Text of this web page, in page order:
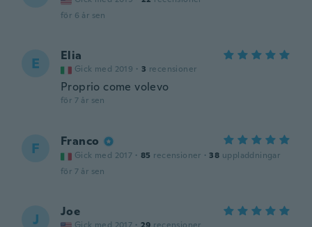
för 6 år sen
E Elia
Gick med 2019 · 3 recensioner
Proprio come volevo
för 7 år sen
F Franco
Gick med 2017 · 85 recensioner · 38 uppladdningar
för 7 år sen
J Joe